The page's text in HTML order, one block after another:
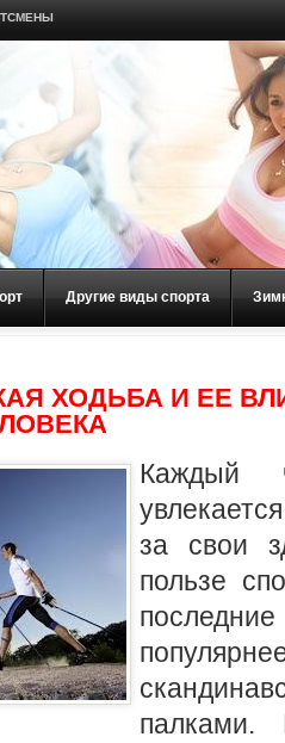
Другие виды спорта
ХОДЬБА И ЕЕ
Каждый
за свои
пользе